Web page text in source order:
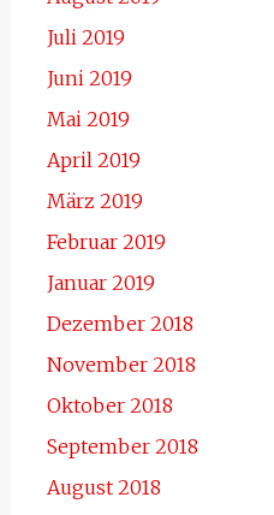
Juli 2019
Juni 2019
Mai 2019
April 2019
März 2019
Februar 2019
Januar 2019
Dezember 2018
November 2018
Oktober 2018
September 2018
August 2018